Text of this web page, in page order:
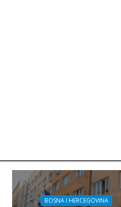
BOSNA I HERCEGOVINA